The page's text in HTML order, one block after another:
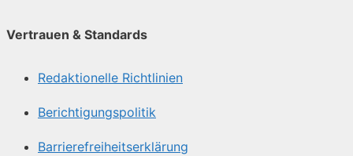
Vertrauen & Standards
Redaktionelle Richtlinien
Berichtigungspolitik
Barrierefreiheitserklärung